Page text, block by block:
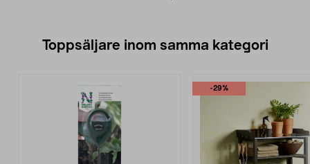
Toppsäljare inom samma kategori
-29%